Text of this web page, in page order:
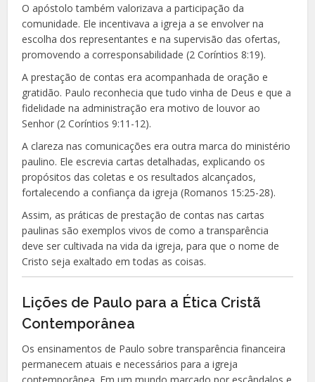
O apóstolo também valorizava a participação da
comunidade. Ele incentivava a igreja a se envolver na
escolha dos representantes e na supervisão das ofertas,
promovendo a corresponsabilidade (2 Coríntios 8:19).
A prestação de contas era acompanhada de oração e
gratidão. Paulo reconhecia que tudo vinha de Deus e que a
fidelidade na administração era motivo de louvor ao
Senhor (2 Coríntios 9:11-12).
A clareza nas comunicações era outra marca do ministério
paulino. Ele escrevia cartas detalhadas, explicando os
propósitos das coletas e os resultados alcançados,
fortalecendo a confiança da igreja (Romanos 15:25-28).
Assim, as práticas de prestação de contas nas cartas
paulinas são exemplos vivos de como a transparência
deve ser cultivada na vida da igreja, para que o nome de
Cristo seja exaltado em todas as coisas.
Lições de Paulo para a Ética Cristã
Contemporânea
Os ensinamentos de Paulo sobre transparência financeira
permanecem atuais e necessários para a igreja